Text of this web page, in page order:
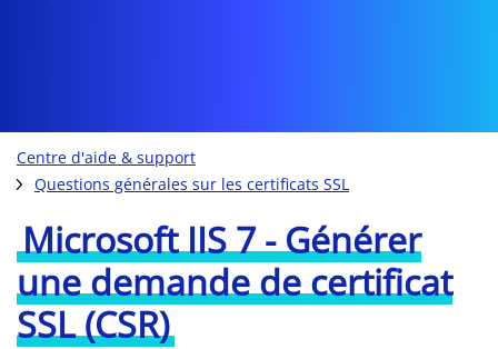
Centre d'aide & support
Questions générales sur les certificats SSL
Microsoft IIS 7 - Générer
une demande de certificat
SSL (CSR)